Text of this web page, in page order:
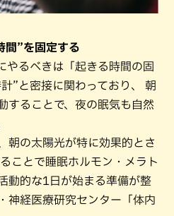
間”を固定する
やるべきは「起きる時間の固
”と密接に関わっており、 朝
することで、夜の眠気も自然
朝の太陽光が特に効果的とさ
ことで睡眠ホルモン・メラト
動的な1日が始まる準備が整
神経医療研究センター「体内